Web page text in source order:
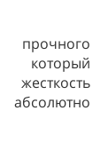
который